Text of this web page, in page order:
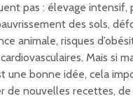
pas : élevage intensif,
des sols,
animale, risques
Mais si
une bonne idée, cela
de nouvelles recettes,